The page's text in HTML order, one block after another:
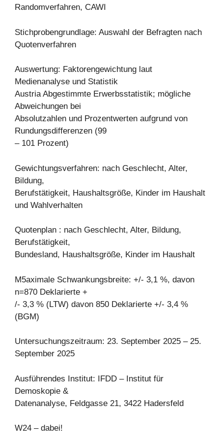
Randomverfahren, CAWI
Stichprobengrundlage: Auswahl der Befragten nach
Quotenverfahren
Auswertung: Faktorengewichtung laut
Medienanalyse und Statistik
Austria Abgestimmte Erwerbsstatistik; mögliche
Abweichungen bei
Absolutzahlen und Prozentwerten aufgrund von
Rundungsdifferenzen (99
– 101 Prozent)
Gewichtungsverfahren: nach Geschlecht, Alter,
Bildung,
Berufstätigkeit, Haushaltsgröße, Kinder im Haushalt
und Wahlverhalten
Quotenplan : nach Geschlecht, Alter, Bildung,
Berufstätigkeit,
Bundesland, Haushaltsgröße, Kinder im Haushalt
M5aximale Schwankungsbreite: +/- 3,1 %, davon
n=870 Deklarierte +
/- 3,3 % (LTW) davon 850 Deklarierte +/- 3,4 %
(BGM)
Untersuchungszeitraum: 23. September 2025 – 25.
September 2025
Ausführendes Institut: IFDD – Institut für
Demoskopie &
Datenanalyse, Feldgasse 21, 3422 Hadersfeld
W24 – dabei!